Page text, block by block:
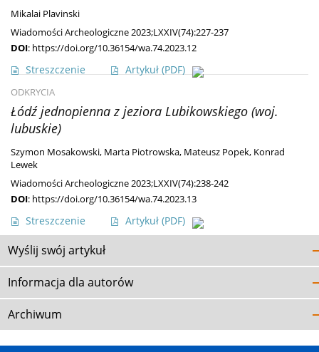
Mikalai Plavinski
Wiadomości Archeologiczne 2023;LXXIV(74):227-237
DOI: https://doi.org/10.36154/wa.74.2023.12
Streszczenie Artykuł (PDF)
ODKRYCIA
Łódź jednopienna z jeziora Lubikowskiego (woj.
lubuskie)
Szymon Mosakowski, Marta Piotrowska, Mateusz Popek, Konrad
Lewek
Wiadomości Archeologiczne 2023;LXXIV(74):238-242
DOI: https://doi.org/10.36154/wa.74.2023.13
Streszczenie Artykuł (PDF)
Wyślij swój artykuł
Informacja dla autorów
Archiwum